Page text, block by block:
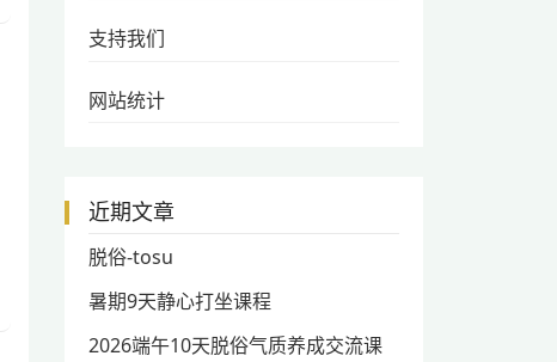
支持我们
网站统计
近期文章
脱俗-tosu
暑期9天静心打坐课程
2026端午10天脱俗气质养成交流课